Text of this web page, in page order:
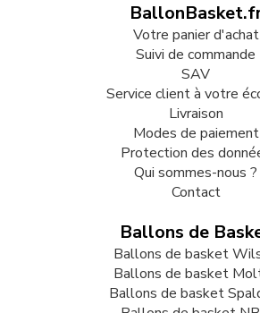
Votre panier d'achat
Suivi de commande
SAV
Service client à votre
Livraison
Modes de paiement
Protection des
Qui sommes-nous ?
Contact
Ballons de
Ballons de basket
Ballons de basket
Ballons de basket